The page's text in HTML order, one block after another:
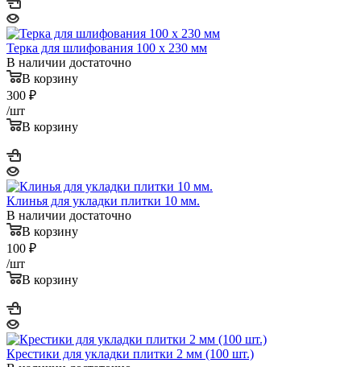
Терка для шлифования 100 х 230 мм
В наличии достаточно
В корзину
300 ₽
/шт
В корзину
Клинья для укладки плитки 10 мм.
В наличии достаточно
В корзину
100 ₽
/шт
В корзину
Крестики для укладки плитки 2 мм (100 шт.)